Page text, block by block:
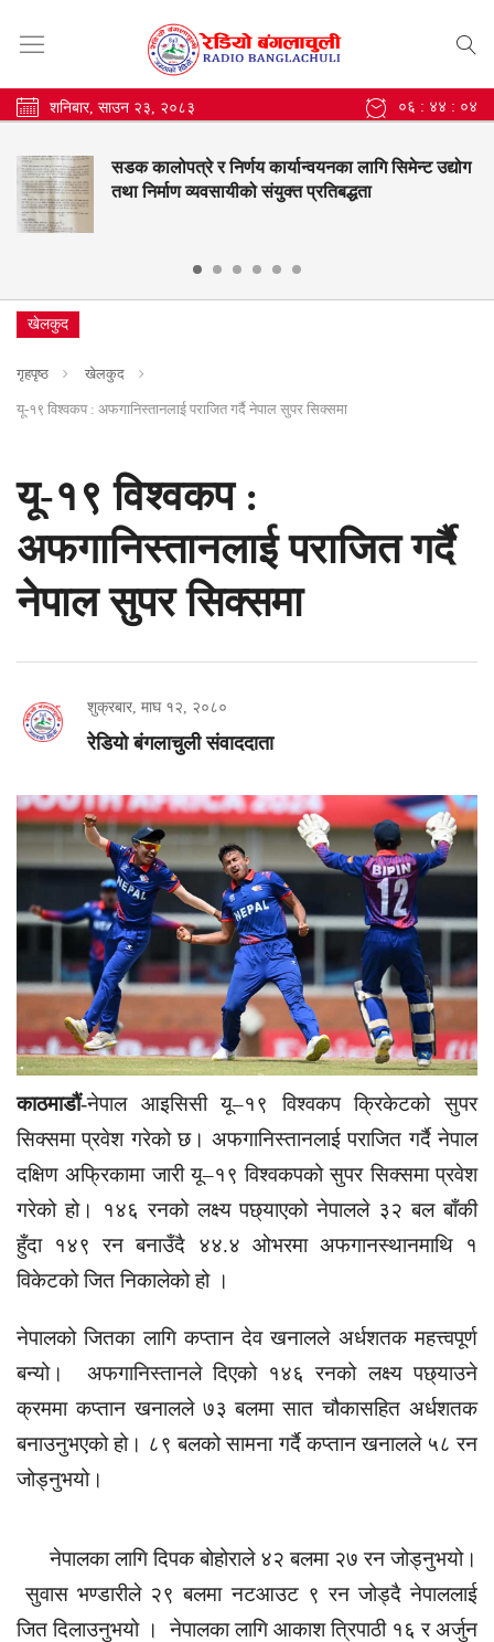
शनिबार, साउन २३, २०८३ ०६ : ४४ : ०५
सडक कालोपत्रे र निर्णय कार्यान्वयनका लागि सिमेन्ट उद्योग
तथा निर्माण व्यवसायीको संयुक्त प्रतिबद्धता
खेलकुद
गृहपृष्ठ खेलकुद
यू-१९ विश्वकप : अफगानिस्तानलाई पराजित गर्दै नेपाल सुपर सिक्समा
यू-१९ विश्वकप :
अफगानिस्तानलाई पराजित गर्दै
नेपाल सुपर सिक्समा
शुक्रबार, माघ १२, २०८०
रेडियो बंगलाचुली संवाददाता
काठमाडौं-नेपाल आइसिसी यू–१९ विश्वकप क्रिकेटको सुपर
सिक्समा प्रवेश गरेको छ। अफगानिस्तानलाई पराजित गर्दै नेपाल
दक्षिण अफ्रिकामा जारी यू–१९ विश्वकपको सुपर सिक्समा प्रवेश
गरेको हो। १४६ रनको लक्ष्य पछ्याएको नेपालले ३२ बल बाँकी
हुँदा १४९ रन बनाउँदै ४४.४ ओभरमा अफगानस्थानमाथि १
विकेटको जित निकालेको हो ।
नेपालको जितका लागि कप्तान देव खनालले अर्धशतक महत्त्वपूर्ण
बन्यो। अफगानिस्तानले दिएको १४६ रनको लक्ष्य पछ्याउने
क्रममा कप्तान खनालले ७३ बलमा सात चौकासहित अर्धशतक
बनाउनुभएको हो। ८९ बलको सामना गर्दै कप्तान खनालले ५८ रन
जोड्नुभयो।
नेपालका लागि दिपक बोहोराले ४२ बलमा २७ रन जोड्नुभयो।
सुवास भण्डारीले २९ बलमा नटआउट ९ रन जोड्दै नेपाललाई
जित दिलाउनुभयो । नेपालका लागि आकाश त्रिपाठी १६ र अर्जुन